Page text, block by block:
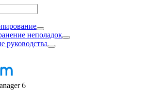
неполадок
руководства
6